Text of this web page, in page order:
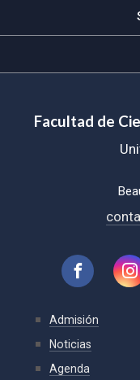
Facultad de
Admisión
Noticias
Agenda